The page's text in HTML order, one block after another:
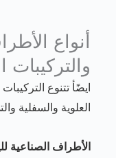
أنواع
والتركيبات
ايضًأ تتنوع
العلوية والسفلية